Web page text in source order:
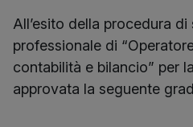
All’esito della procedura
professionale di
contabilità e bilancio” per
approvata la seguente